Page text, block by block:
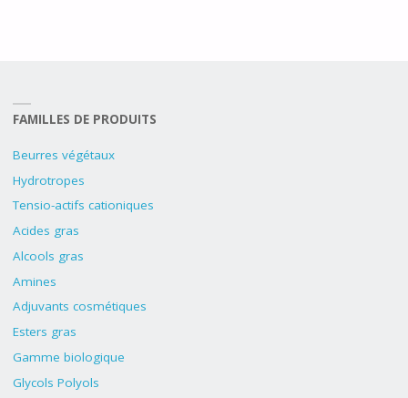
FAMILLES DE PRODUITS
Beurres végétaux
Hydrotropes
Tensio-actifs cationiques
Acides gras
Alcools gras
Amines
Adjuvants cosmétiques
Esters gras
Gamme biologique
Glycols Polyols